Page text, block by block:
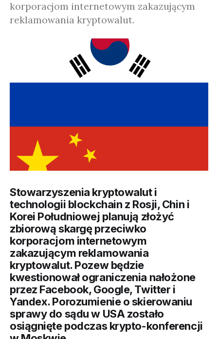
korporacjom internetowym zakazującym
reklamowania kryptowalut.
Stowarzyszenia kryptowalut i
technologii blockchain z Rosji, Chin i
Korei Południowej planują złożyć
zbiorową skargę przeciwko
korporacjom internetowym
zakazującym reklamowania
kryptowalut. Pozew będzie
kwestionował ograniczenia nałożone
przez Facebook, Google, Twitter i
Yandex. Porozumienie o skierowaniu
sprawy do sądu w USA zostało
osiągnięte podczas krypto-konferencji